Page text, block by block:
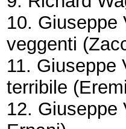
10. Giuseppe
veggenti
11. Giuseppe
terribile
12. Giuseppe